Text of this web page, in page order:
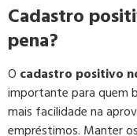
Cadastro
pena?
O cadastro positivo
importante para quem
mais facilidade na
empréstimos. Manter